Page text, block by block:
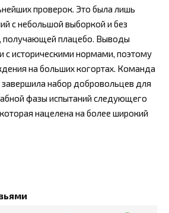
проверок. Это была лишь
с небольшой выборкой и без
получающей плацебо. Выводы
с историческими нормами, поэтому
на больших когортах. Команда
набор добровольцев для
фазы испытаний следующего
нацелена на более широкий